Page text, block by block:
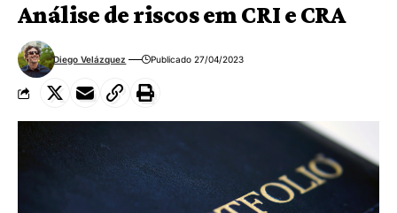
Análise de riscos em CRI e CRA
Diego Velázquez Publicado 27/04/2023